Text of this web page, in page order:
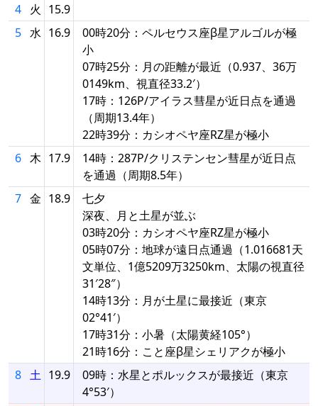
4
火 15.9
5 水 16.9
00時20分：ペルセウス座β星アルゴルが極
小
07時25分：月の距離が最近（0.937、36万
0149km、視直径33.2′）
17時：126P/アイラス彗星が近日点を通過
（周期13.4年）
22時39分：カシオペヤ座RZ星が極小
6 木 17.9
14時：287P/クリステンセン彗星が近日点
を通過（周期8.5年）
7 金 18.9
七夕
深夜、月と土星が並ぶ
03時20分：カシオペヤ座RZ星が極小
05時07分：地球が遠日点通過（1.016681天
文単位、1億5209万3250km、太陽の視直径
31′28″）
14時13分：月が土星に最接近（東京
02°41′）
17時31分：小暑（太陽黄経105°）
21時16分：こと座β星シェリアクが極小
8 土 19.9
09時：水星とポルックスが最接近（東京
4°53′）